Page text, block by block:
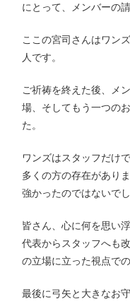
にとって、メンバーの
ここの宮司さんはワン
人です。
ご祈祷を終えた後、メ
場、そしてもう一つの
た。
ワンズはスタッフだけ
多くの方の存在があり
強かったのではないでし
皆さん、心に何を思い
代表からスタッフへも
の立場に立った視点での
最後に弓矢と大きなお